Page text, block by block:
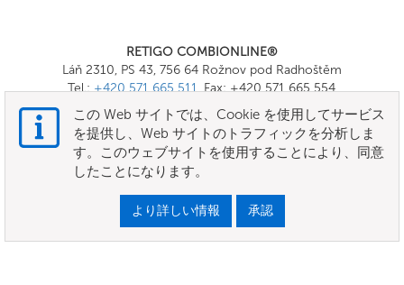
RETIGO COMBIONLINE®
Láň 2310, PS 43, 756 64 Rožnov pod Radhoštěm
Tel.:+420 571 665 511, Fax: +420 571 665 554
E-mail: info@combionline.com
OnlineMenu
規約と条件
この Web サイトでは、Cookie を使用してサービス
を提供し、Web サイトのトラフィックを分析しま
す。このウェブサイトを使用することにより、同意
したことになります。
より詳しい情報 承認